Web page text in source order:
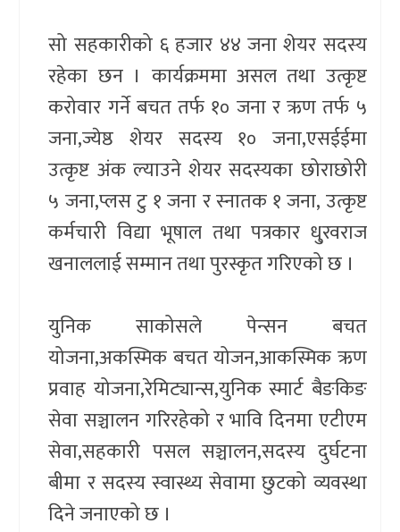
सो सहकारीको ६ हजार ४४ जना शेयर सदस्य
रहेका छन । कार्यक्रममा असल तथा उत्कृष्ट
करोवार गर्ने बचत तर्फ १० जना र ऋण तर्फ ५
जना,ज्येष्ठ शेयर सदस्य १० जना,एसईईमा
उत्कृष्ट अंक ल्याउने शेयर सदस्यका छोराछोरी
५ जना,प्लस टु १ जना र स्नातक १ जना, उत्कृष्ट
कर्मचारी विद्या भूषाल तथा पत्रकार धु्रवराज
खनाललाई सम्मान तथा पुरस्कृत गरिएको छ ।
युनिक साकोसले पेन्सन बचत
योजना,अकस्मिक बचत योजन,आकस्मिक ऋण
प्रवाह योजना,रेमिट्यान्स,युनिक स्मार्ट बैङकिङ
सेवा सञ्चालन गरिरहेको र भावि दिनमा एटीएम
सेवा,सहकारी पसल सञ्चालन,सदस्य दुर्घटना
बीमा र सदस्य स्वास्थ्य सेवामा छुटको व्यवस्था
दिने जनाएको छ ।